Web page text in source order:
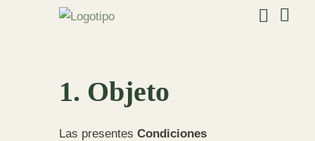
1. Objeto
Las presentes Condiciones